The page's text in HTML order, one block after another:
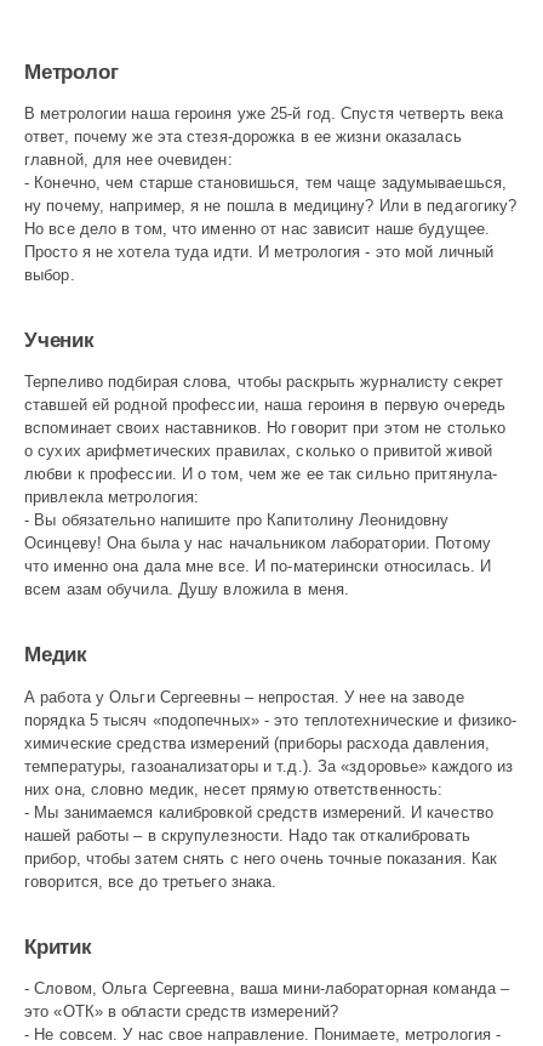
Метролог
В метрологии наша героиня уже 25-й год. Спустя четверть века
ответ, почему же эта стезя-дорожка в ее жизни оказалась
главной, для нее очевиден:
- Конечно, чем старше становишься, тем чаще задумываешься,
ну почему, например, я не пошла в медицину? Или в педагогику?
Но все дело в том, что именно от нас зависит наше будущее.
Просто я не хотела туда идти. И метрология - это мой личный
выбор.
Ученик
Терпеливо подбирая слова, чтобы раскрыть журналисту секрет
ставшей ей родной профессии, наша героиня в первую очередь
вспоминает своих наставников. Но говорит при этом не столько
о сухих арифметических правилах, сколько о привитой живой
любви к профессии. И о том, чем же ее так сильно притянула-
привлекла метрология:
- Вы обязательно напишите про Капитолину Леонидовну
Осинцеву! Она была у нас начальником лаборатории. Потому
что именно она дала мне все. И по-матерински относилась. И
всем азам обучила. Душу вложила в меня.
Медик
А работа у Ольги Сергеевны – непростая. У нее на заводе
порядка 5 тысяч «подопечных» - это теплотехнические и физико-
химические средства измерений (приборы расхода давления,
температуры, газоанализаторы и т.д.). За «здоровье» каждого из
них она, словно медик, несет прямую ответственность:
- Мы занимаемся калибровкой средств измерений. И качество
нашей работы – в скрупулезности. Надо так откалибровать
прибор, чтобы затем снять с него очень точные показания. Как
говорится, все до третьего знака.
Критик
- Словом, Ольга Сергеевна, ваша мини-лабораторная команда –
это «ОТК» в области средств измерений?
- Не совсем. У нас свое направление. Понимаете, метрология -